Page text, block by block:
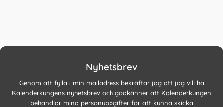
Nyhetsbrev
Genom att fylla i min mailadress bekräftar jag att jag vill ha
Kalenderkungens nyhetsbrev och godkänner att Kalenderkungen
behandlar mina personuppgifter för att kunna skicka